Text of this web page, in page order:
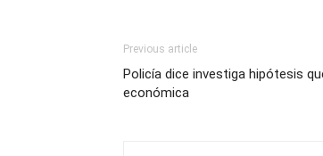
Previous article
Policía dice investiga hipótesis
económica